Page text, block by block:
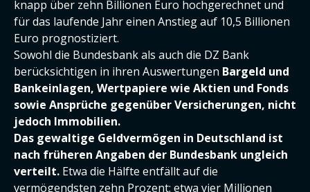
knapp über zehn Billionen Euro hochgerechnet und
für das laufende Jahr einen Anstieg auf 10,5 Billionen
Euro prognostiziert.
Sowohl die Bundesbank als auch die DZ Bank
berücksichtigen in ihren Auswertungen Bargeld und
Bankeinlagen, Wertpapiere wie Aktien und Fonds
sowie Ansprüche gegenüber Versicherungen, nicht
jedoch Immobilien.
Das gewaltige Geldvermögen in Deutschland ist
nach früheren Angaben der Bundesbank ungleich
verteilt. Etwa die Hälfte entfällt auf die
vermögendsten zehn Prozent: etwa vier Millionen